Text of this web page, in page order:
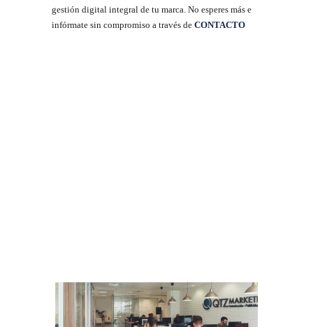
gestión digital integral de tu marca. No esperes más e
infórmate sin compromiso a través de CONTACTO